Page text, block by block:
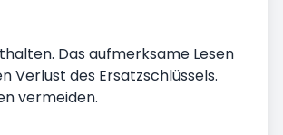
Das aufmerksame Lesen
Verlust des Ersatzschlüssels.
vermeiden.